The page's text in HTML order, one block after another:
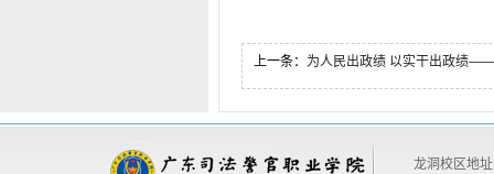
上一条： 为人民出政绩 以实干出政绩——习近平总书记引领全党
龙洞校区地